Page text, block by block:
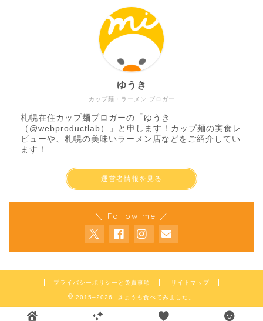
カップ麺・ラーメン ブロガー
ゆうき
札幌在住カップ麺ブロガーの「ゆうき
（ @webproductlab ）」と申します！カップ麺の実食レ
ビューや、札幌の美味いラーメン店などをご紹介してい
ます！
運営者情報を見る
＼ Follow me ／
プライバシーポリシーと免責事項 サイトマップ
2015–2026 きょうも食べてみました。